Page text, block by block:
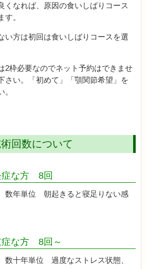
くなれば、原因の食いしばりコース
す。
い方は初回は食いしばりコースを選
2枠必要なのでネット予約はできませ
さい。「初めて」「顎関節希望」を
回数について
症な方 8回
数年単位 朝起きると寝足りない感
症な方 8回～
十年単位 過度なストレス状態、